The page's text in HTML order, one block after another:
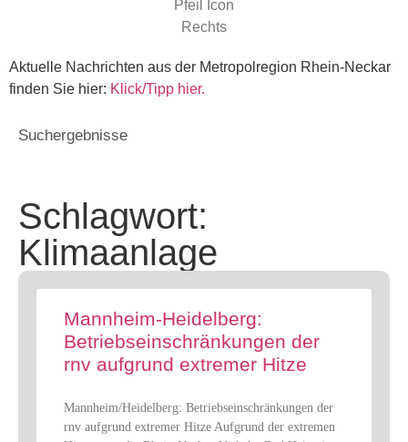
Aktuelle Nachrichten aus der Metropolregion Rhein-Neckar
finden Sie hier: Klick/Tipp hier.
Suchergebnisse
Schlagwort:
Klimaanlage
Mannheim-Heidelberg:
Betriebseinschränkungen der
rnv aufgrund extremer Hitze
Mannheim/Heidelberg: Betriebseinschränkungen der
rnv aufgrund extremer Hitze Aufgrund der extremen